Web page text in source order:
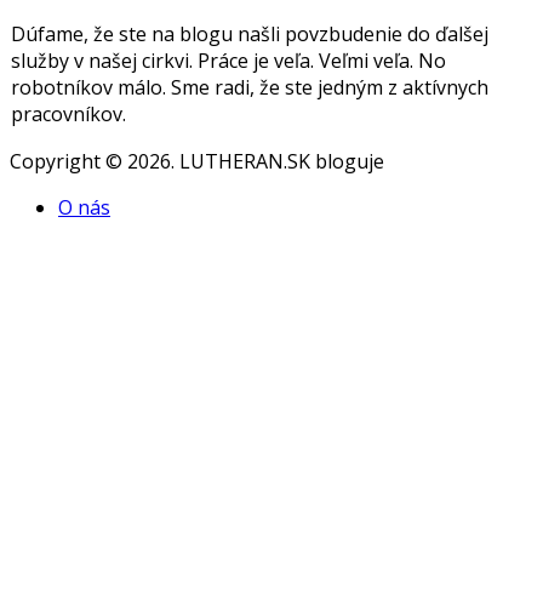
Dúfame, že ste na blogu našli povzbudenie do ďalšej
služby v našej cirkvi. Práce je veľa. Veľmi veľa. No
robotníkov málo. Sme radi, že ste jedným z aktívnych
pracovníkov.
Copyright © 2026. LUTHERAN.SK bloguje
O nás